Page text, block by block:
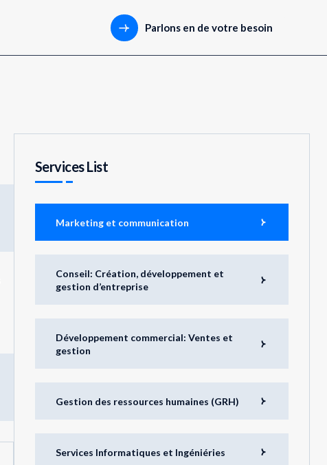
Parlons en de votre besoin
Services List
Marketing et communication
Conseil: Création, développement et
gestion d’entreprise
Développement commercial: Ventes et
gestion
Gestion des ressources humaines (GRH)
Services Informatiques et Ingéniéries